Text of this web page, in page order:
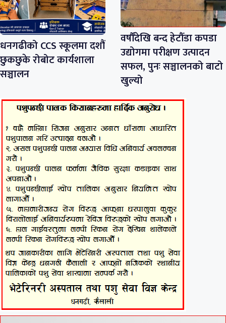
धनगढीको CCS स्कूलमा दशौं
छुकछुके रोबोट कार्यशाला
सञ्चालन
वर्षौँदेखि बन्द हेटौँडा कपडा
उद्योगमा परीक्षण उत्पादन
सफल, पुनः सञ्चालनको बाटो
खुल्यो